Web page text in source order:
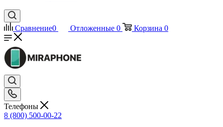
Сравнение0 Отложенные 0 Корзина 0
Телефоны
8 (800) 500-00-22